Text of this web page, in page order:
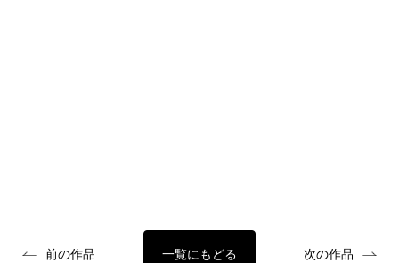
前の作品 一覧にもどる 次の作品